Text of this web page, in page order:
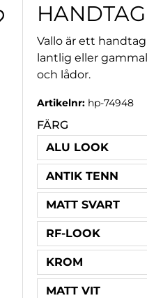
Vallo är ett
lantlig eller
och lådor.
Artikelnr: hp-74948
FÄRG
ALU LOOK
ANTIK TENN
MATT SVART
RF-LOOK
KROM
MATT VIT